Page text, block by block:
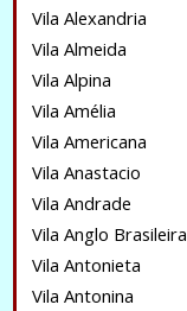
Vila Alexandria
Vila Almeida
Vila Alpina
Vila Amélia
Vila Americana
Vila Anastacio
Vila Andrade
Vila Anglo Brasileira
Vila Antonieta
Vila Antonina